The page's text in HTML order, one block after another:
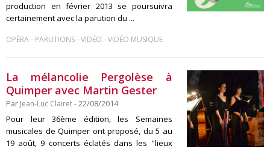
production en février 2013 se poursuivra
certainement avec la parution du ...
OPÉRA- PARUTIONS-VIDÉO -VIDÉO MUSIQUE
La mélancolie Pergolèse à
Quimper avec Martin Gester
Par Jean-Luc Clairet- 22/08/2014
Pour leur 36ème édition, les Semaines
musicales de Quimper ont proposé, du 5 au
19 août, 9 concerts éclatés dans les "lieux